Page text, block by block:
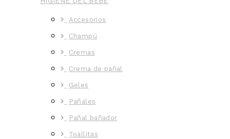
Accesorios
Champú
Cremas
Crema de pañal
Geles
Pañales
Pañal bañador
Toallitas